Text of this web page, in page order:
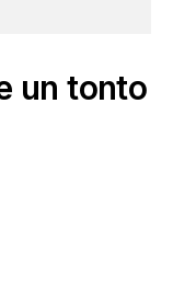
un tonto